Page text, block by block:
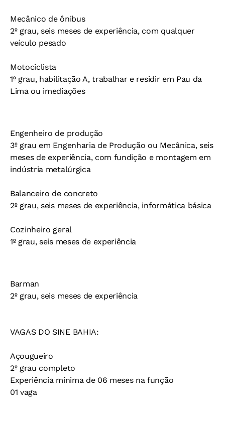
Mecânico de ônibus
2º grau, seis meses de experiência, com qualquer
veículo pesado
Motociclista
1º grau, habilitação A, trabalhar e residir em Pau da
Lima ou imediações
Engenheiro de produção
3º grau em Engenharia de Produção ou Mecânica, seis
meses de experiência, com fundição e montagem em
indústria metalúrgica
Balanceiro de concreto
2º grau, seis meses de experiência, informática básica
Cozinheiro geral
1º grau, seis meses de experiência
Barman
2º grau, seis meses de experiência
VAGAS DO SINE BAHIA:
Açougueiro
2º grau completo
Experiência mínima de 06 meses na função
01 vaga